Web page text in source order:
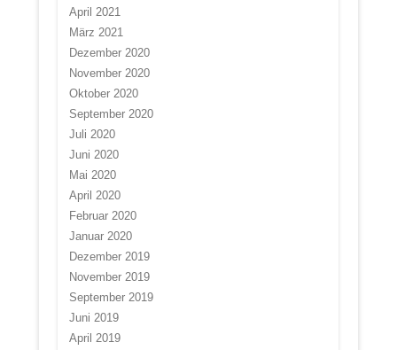
April 2021
März 2021
Dezember 2020
November 2020
Oktober 2020
September 2020
Juli 2020
Juni 2020
Mai 2020
April 2020
Februar 2020
Januar 2020
Dezember 2019
November 2019
September 2019
Juni 2019
April 2019